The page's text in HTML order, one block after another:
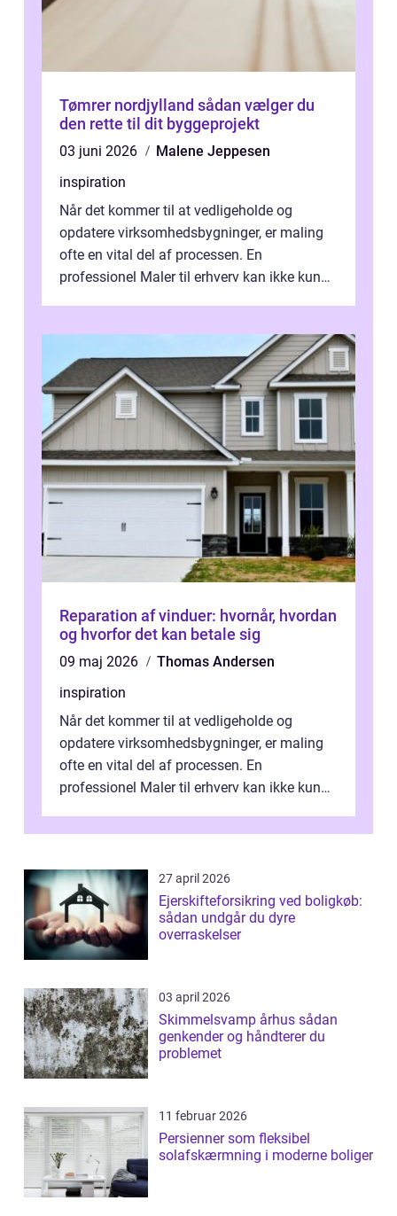
Tømrer nordjylland sådan vælger du
den rette til dit byggeprojekt
03 juni 2026
Malene Jeppesen
inspiration
Når det kommer til at vedligeholde og
opdatere virksomhedsbygninger, er maling
ofte en vital del af processen. En
professionel Maler til erhverv kan ikke kun
Reparation af vinduer: hvornår, hvordan
og hvorfor det kan betale sig
09 maj 2026
Thomas Andersen
inspiration
Når det kommer til at vedligeholde og
opdatere virksomhedsbygninger, er maling
ofte en vital del af processen. En
professionel Maler til erhverv kan ikke kun
27 april 2026
Ejerskifteforsikring ved boligkøb:
sådan undgår du dyre
overraskelser
03 april 2026
Skimmelsvamp århus sådan
genkender og håndterer du
problemet
11 februar 2026
Persienner som fleksibel
solafskærmning i moderne boliger